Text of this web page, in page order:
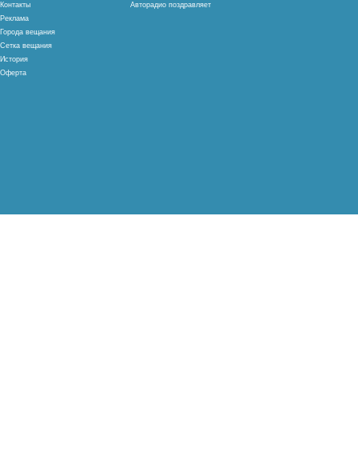
Контакты
Реклама
Города вещания
Сетка вещания
История
Оферта
Авторадио поздравляет